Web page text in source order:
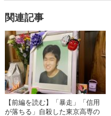
関連記事
【前編を読む】「暴走」「信用
が落ちる」自殺した東京高専の